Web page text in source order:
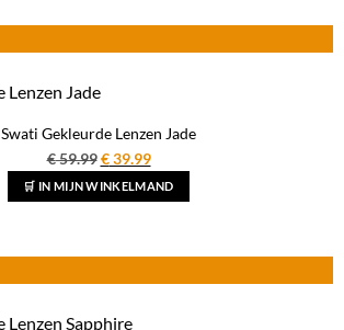
Swati Gekleurde Lenzen Jade
€59.99 Oorspronkelijke
prijs
was:
€39.99Huidige
prijs
is:
🛒 IN MIJN WINKELMAND